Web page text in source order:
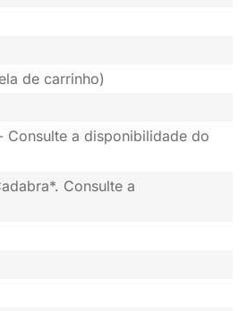
de carrinho)
Consulte a disponibilidade do
Consulte a